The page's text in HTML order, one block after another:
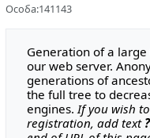
Особа:141143
Generation of a
our web server.
generations of
the full tree to
engines.If you wish
registration, add text